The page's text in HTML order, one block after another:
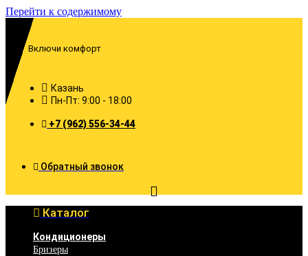
Перейти к содержимому
Включи комфорт
Казань
Пн-Пт: 9:00 - 18:00
+7 (962) 556-34-44
Обратный звонок
Каталог
Кондиционеры
Бризеры